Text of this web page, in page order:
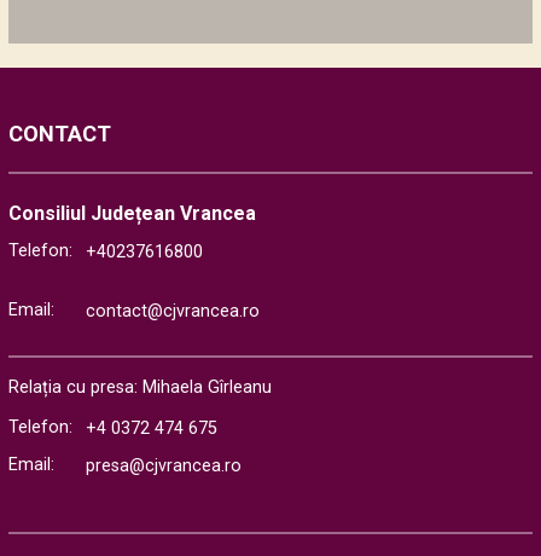
CONTACT
Consiliul Județean Vrancea
Telefon: +40237616800
Email: contact@cjvrancea.ro
Relația cu presa: Mihaela Gîrleanu
Telefon:
+4 0372 474 675
Email:
presa@cjvrancea.ro